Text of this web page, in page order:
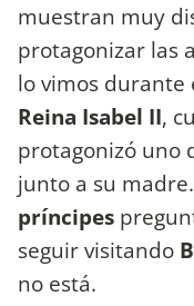
muestran muy
protagonizar las
lo vimos durante
Reina Isabel II,
protagonizó uno
junto a su
príncipes
seguir visitando
no está.